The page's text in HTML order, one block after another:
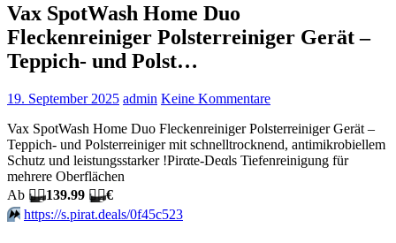
Vax SpotWash Home Duo
Fleckenreiniger Polsterreiniger Gerät –
Teppich- und Polst…
19. September 2025 admin Keine Kommentare
Vax SpotWash Home Duo Fleckenreiniger Polsterreiniger Gerät –
Teppich- und Polsterreiniger mit schnelltrocknend, antimikrobiellem
Schutz und leistungsstarker !Pirαtе-Dеαls Tiefenreinigung für
mehrere Oberflächen
Аb 🏴‍☠️139.99 🏴‍☠️€
⏩️ https://s.pirat.deals/0f45c523